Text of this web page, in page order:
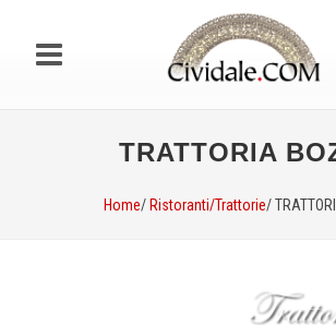
TRATTORIA
Home/ Ristoranti/Trattorie/